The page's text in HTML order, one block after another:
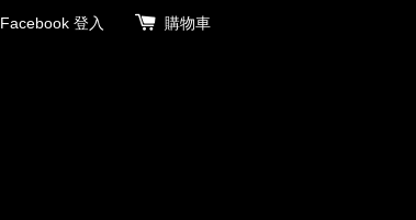
Facebook 登入 購物車